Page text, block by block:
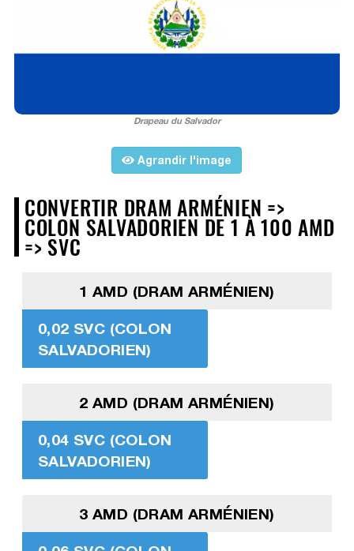
Drapeau du Salvador
Agrandir l'image
CONVERTIR DRAM ARMÉNIEN =>
COLON SALVADORIEN DE 1 À 100 AMD
=> SVC
1 AMD (DRAM ARMÉNIEN)
0,02 SVC (COLON
SALVADORIEN)
2 AMD (DRAM ARMÉNIEN)
0,04 SVC (COLON
SALVADORIEN)
3 AMD (DRAM ARMÉNIEN)